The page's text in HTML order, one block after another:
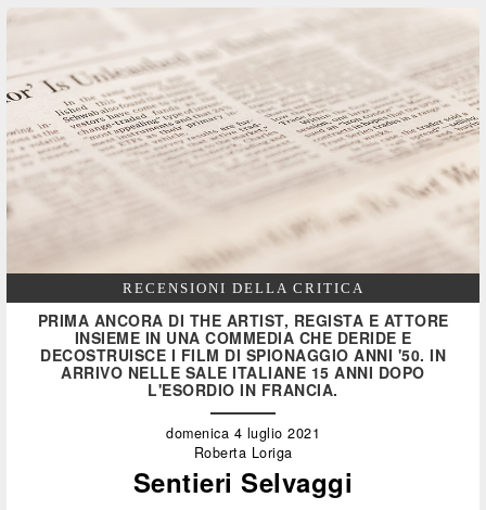
RECENSIONI DELLA CRITICA
PRIMA ANCORA DI THE ARTIST, REGISTA E ATTORE
INSIEME IN UNA COMMEDIA CHE DERIDE E
DECOSTRUISCE I FILM DI SPIONAGGIO ANNI '50. IN
ARRIVO NELLE SALE ITALIANE 15 ANNI DOPO
L'ESORDIO IN FRANCIA.
domenica 4 luglio 2021
Roberta Loriga
Sentieri Selvaggi